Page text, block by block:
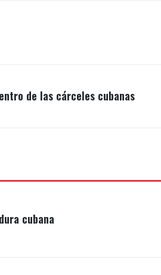
de las cárceles cubanas
cubana